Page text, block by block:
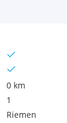
0 km
1
Riemen